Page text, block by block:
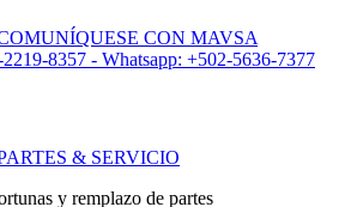
CON MAVSA
8357 - Whatsapp: +502-5636-7377
& SERVICIO
y remplazo de partes